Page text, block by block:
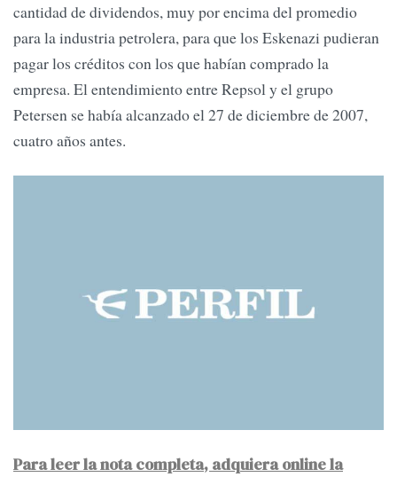
cantidad de dividendos, muy por encima del promedio
para la industria petrolera, para que los Eskenazi pudieran
pagar los créditos con los que habían comprado la
empresa. El entendimiento entre Repsol y el grupo
Petersen se había alcanzado el 27 de diciembre de 2007,
cuatro años antes.
Para leer la nota completa, adquiera online la